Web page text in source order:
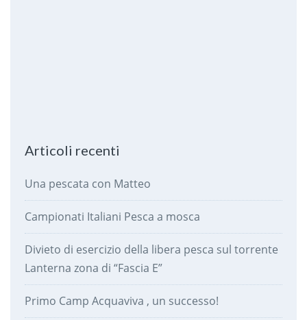
Articoli recenti
Una pescata con Matteo
Campionati Italiani Pesca a mosca
Divieto di esercizio della libera pesca sul torrente
Lanterna zona di “Fascia E”
Primo Camp Acquaviva , un successo!